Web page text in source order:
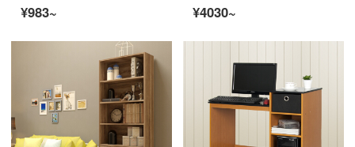
¥983~
¥4030~